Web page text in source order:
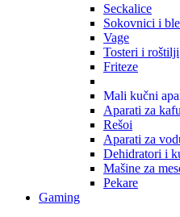
Seckalice
Sokovnici i
Vage
Tosteri i roštilji
Friteze
Mali kučni
Aparati za kafu
Rešoi
Aparati za
Dehidratori i
Mašine za
Pekare
Gaming